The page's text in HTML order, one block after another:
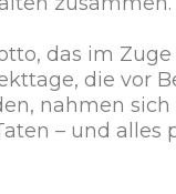
das im
die vor
nahmen sich
– und alles